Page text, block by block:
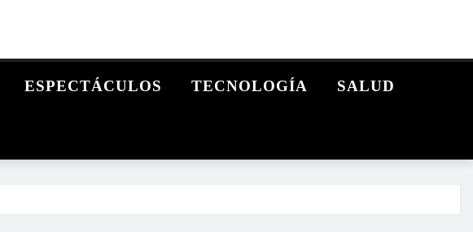
ESPECTÁCULOS TECNOLOGÍA SALUD